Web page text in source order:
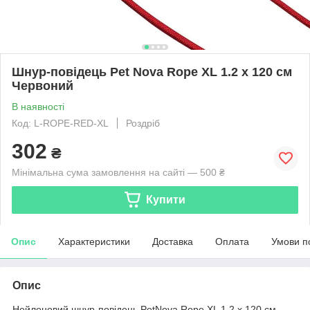
Шнур-повідець Pet Nova Rope XL 1.2 x 120 см
Червоний
В наявності
Код: L-ROPE-RED-XL
Роздріб
302 ₴
Мінімальна сума замовлення на сайті — 500 ₴
Купити
Опис Характеристики Доставка Оплата Умови
Опис